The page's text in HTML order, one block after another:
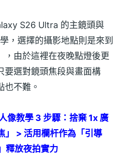
S26 Ultra 的主鏡頭與
，選擇的攝影地點則是來到
，由於這裡在夜晚點燈後更
要選對鏡頭焦段與畫面構
也不難。
像教學 3 步驟：捨棄 1x 廣
」 > 活用欄杆作為「引導
釋放夜拍實力